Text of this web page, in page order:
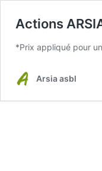
Actions
*Prix appliqué pour
Arsia asbl